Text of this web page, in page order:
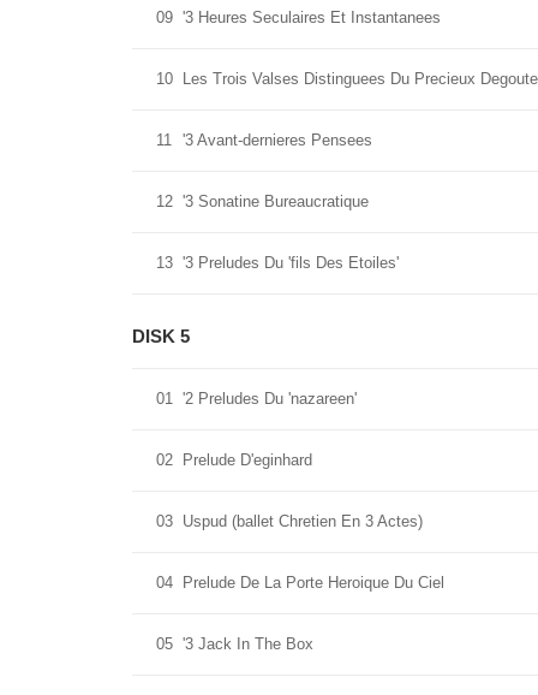
09 '3 Heures Seculaires Et Instantanees
10 Les Trois Valses Distinguees Du Precieux Degoute
11 '3 Avant-dernieres Pensees
12 '3 Sonatine Bureaucratique
13 '3 Preludes Du 'fils Des Etoiles'
DISK 5
01 '2 Preludes Du 'nazareen'
02 Prelude D'eginhard
03 Uspud (ballet Chretien En 3 Actes)
04 Prelude De La Porte Heroique Du Ciel
05 '3 Jack In The Box